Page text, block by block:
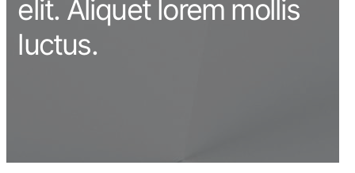
elit. Aliquet lorem mollis
luctus.